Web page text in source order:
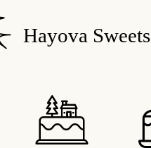
Hayova Sweets